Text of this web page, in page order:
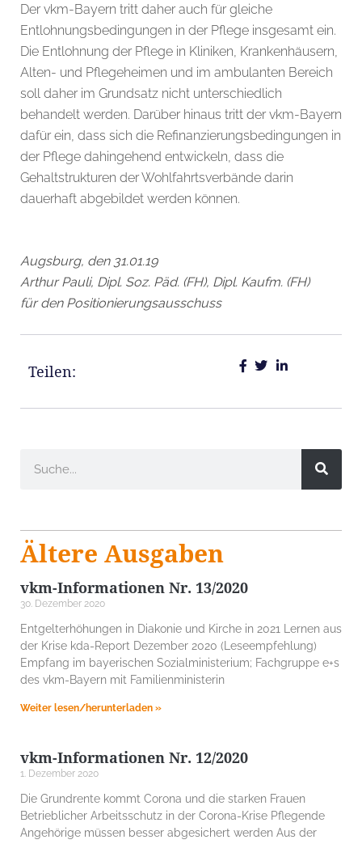
Der vkm-Bayern tritt daher auch für gleiche
Entlohnungsbedingungen in der Pflege insgesamt ein.
Die Entlohnung der Pflege in Kliniken, Krankenhäusern,
Alten- und Pflegeheimen und im ambulanten Bereich
soll daher im Grundsatz nicht unterschiedlich
behandelt werden. Darüber hinaus tritt der vkm-Bayern
dafür ein, dass sich die Refinanzierungsbedingungen in
der Pflege dahingehend entwickeln, dass die
Gehaltstrukturen der Wohlfahrtsverbände darin
dauerhaft abgebildet werden können.
Augsburg, den 31.01.19
Arthur Pauli, Dipl. Soz. Päd. (FH), Dipl. Kaufm. (FH)
für den Positionierungsausschuss
Teilen:
Ältere Ausgaben
vkm-Informationen Nr. 13/2020
30. Dezember 2020
Entgelterhöhungen in Diakonie und Kirche in 2021 Lernen aus
der Krise kda-Report Dezember 2020 (Leseempfehlung)
Empfang im bayerischen Sozialministerium; Fachgruppe e+s
des vkm-Bayern mit Familienministerin
Weiter lesen/herunterladen »
vkm-Informationen Nr. 12/2020
1. Dezember 2020
Die Grundrente kommt Corona und die starken Frauen
Betrieblicher Arbeitsschutz in der Corona-Krise Pflegende
Angehörige müssen besser abgesichert werden Aus der